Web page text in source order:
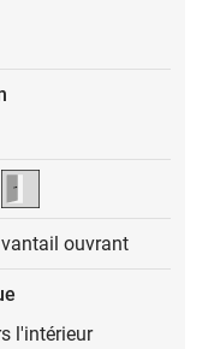
vantail ouvrant
l'intérieur